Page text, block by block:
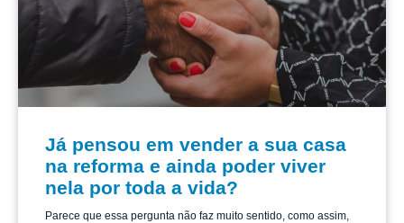
Já pensou em vender a sua casa
na reforma e ainda poder viver
nela por toda a vida?
Parece que essa pergunta não faz muito sentido, como assim,